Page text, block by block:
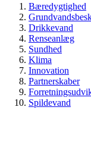
Bæredygtighed
Drikkevand
Renseanlæg
Sundhed
Klima
Innovation
Partnerskaber
Spildevand